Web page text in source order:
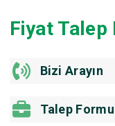
Fiyat Talep
Bizi Arayın
Talep Formu